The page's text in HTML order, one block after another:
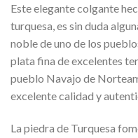
Este elegante colgante
turquesa, es sin duda
noble de uno de los
plata fina de excelentes
pueblo Navajo de
excelente calidad y
La piedra de Turquesa